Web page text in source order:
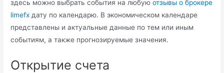
здесь можно выбрать события на любуюотзывы о брокере
limefx дату по календарю. В экономическом календаре
представлены и актуальные данные по тем или иным
событиям, а также прогнозируемые значения.
Открытие счета